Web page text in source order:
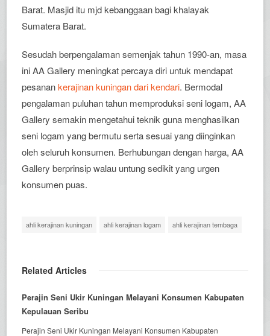
Barat. Masjid itu mjd kebanggaan bagi khalayak
Sumatera Barat.
Sesudah berpengalaman semenjak tahun 1990-an, masa
ini AA Gallery meningkat percaya diri untuk mendapat
pesanankerajinan kuningan dari kendari. Bermodal
pengalaman puluhan tahun memproduksi seni logam, AA
Gallery semakin mengetahui teknik guna menghasilkan
seni logam yang bermutu serta sesuai yang diinginkan
oleh seluruh konsumen. Berhubungan dengan harga, AA
Gallery berprinsip walau untung sedikit yang urgen
konsumen puas.
ahli kerajinan kuningan ahli kerajinan logam ahli kerajinan tembaga
Related Articles
Perajin Seni Ukir Kuningan Melayani Konsumen Kabupaten
Kepulauan Seribu
Perajin Seni Ukir Kuningan Melayani Konsumen Kabupaten